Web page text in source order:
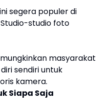
segera populer di
studio foto
masyarakat
sendiri untuk
kamera.
Siapa Saja